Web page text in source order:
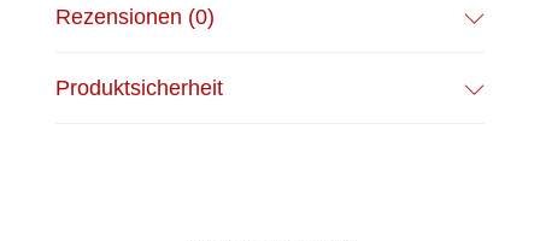
Rezensionen (0)
Produktsicherheit